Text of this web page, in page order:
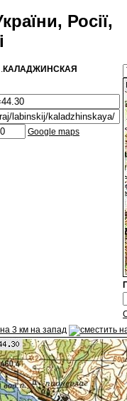
Росії,
КАЛАДЖИНСКАЯ
Google maps